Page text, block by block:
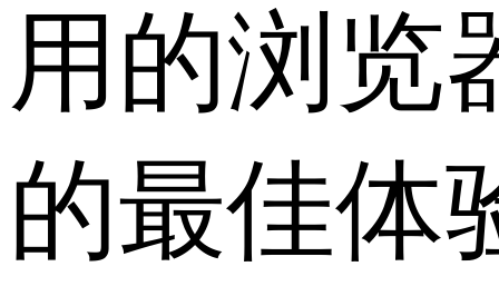
用的浏览
的最佳体